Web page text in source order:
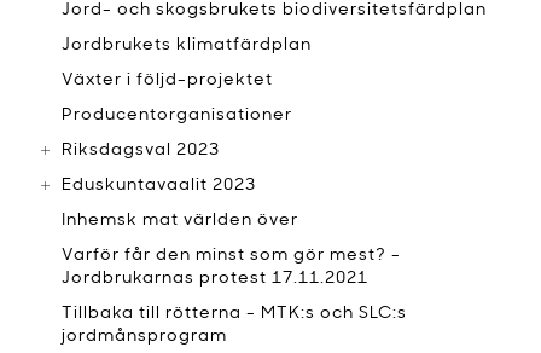
Jord- och skogsbrukets biodiversitetsfärdplan
Jordbrukets klimatfärdplan
Växter i följd-projektet
Producentorganisationer
Riksdagsval 2023
Eduskuntavaalit 2023
Inhemsk mat världen över
Varför får den minst som gör mest? -
Jordbrukarnas protest 17.11.2021
Tillbaka till rötterna - MTK:s och SLC:s
jordmånsprogram